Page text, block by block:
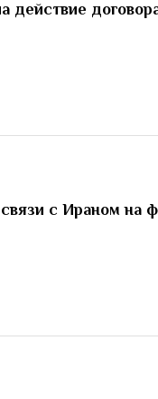
действие
с Ираном на